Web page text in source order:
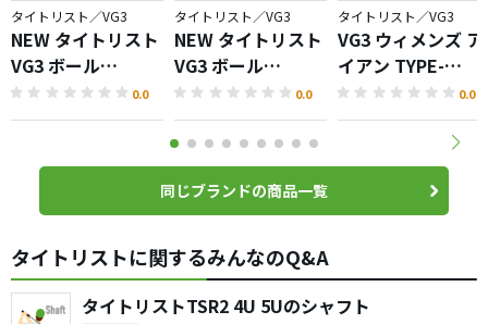
タイトリスト／VG3
NEW タイトリスト
VG3 ボール
（2022）
0.0
タイトリスト／VG3
NEW タイトリスト
VG3 ボール
（2020）
0.0
タイトリスト／VG3
VG3 ウィメンズ ア
イアン TYPE-
D（2018）
0.0
同じブランドの商品一覧
タイトリストに関するみんなのQ&A
タイトリストTSR2 4U 5Uのシャフト